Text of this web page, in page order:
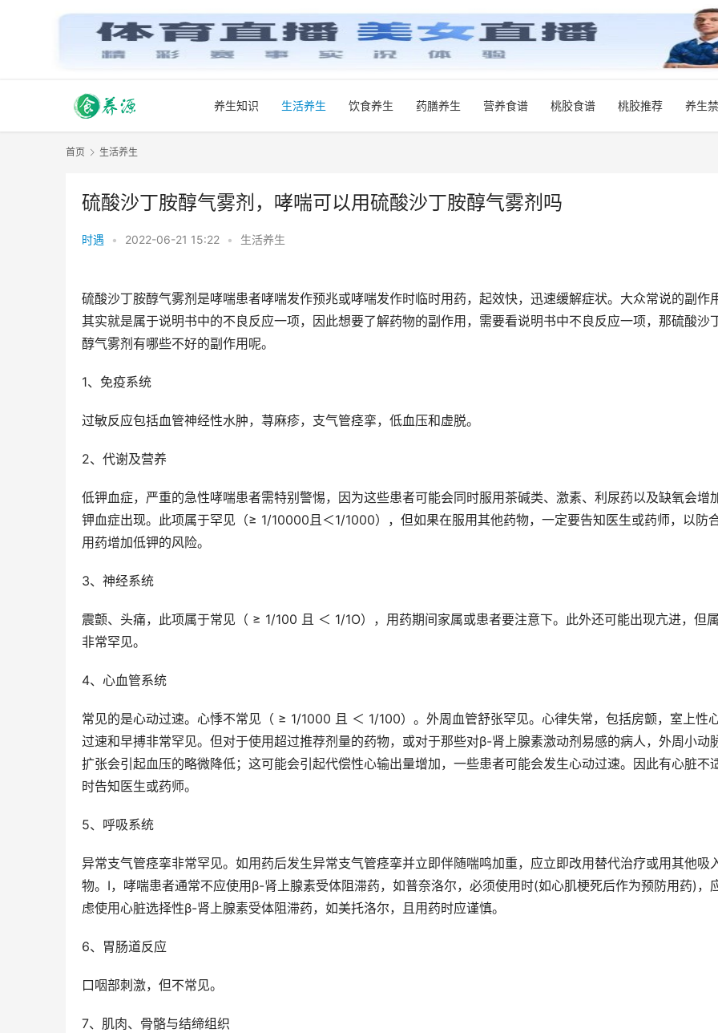
养生知识 生活养生 饮食养生 药膳养生 营养食谱 桃胶食谱 桃胶推荐 养生
首页 生活养生
硫酸沙丁胺醇气雾剂，哮喘可以用硫酸沙丁胺醇气雾剂吗
时遇 • 2022-06-21 15:22 • 生活养生
硫酸沙丁胺醇气雾剂是哮喘患者哮喘发作预兆或哮喘发作时临时用药，起效快，迅速缓解症状。大众常说的副作用
其实就是属于说明书中的不良反应一项，因此想要了解药物的副作用，需要看说明书中不良反应一项，那硫酸沙
醇气雾剂有哪些不好的副作用呢。
1、免疫系统
过敏反应包括血管神经性水肿，荨麻疹，支气管痉挛，低血压和虚脱。
2、代谢及营养
低钾血症，严重的急性哮喘患者需特别警惕，因为这些患者可能会同时服用茶碱类、激素、利尿药以及缺氧会增
钾血症出现。此项属于罕见（≥ 1/10000且＜1/1000），但如果在服用其他药物，一定要告知医生或药师，以防
用药增加低钾的风险。
3、神经系统
震颤、头痛，此项属于常见（ ≥ 1/100 且 ＜ 1/1O），用药期间家属或患者要注意下。此外还可能出现亢进，但
非常罕见。
4、心血管系统
常见的是心动过速。心悸不常见（ ≥ 1/1000 且 ＜ 1/100）。外周血管舒张罕见。心律失常，包括房颤，室上性
过速和早搏非常罕见。但对于使用超过推荐剂量的药物，或对于那些对β-肾上腺素激动剂易感的病人，外周小动
扩张会引起血压的略微降低；这可能会引起代偿性心输出量增加，一些患者可能会发生心动过速。因此有心脏不
时告知医生或药师。
5、呼吸系统
异常支气管痉挛非常罕见。如用药后发生异常支气管痉挛并立即伴随喘鸣加重，应立即改用替代治疗或用其他吸
物。I，哮喘患者通常不应使用β-肾上腺素受体阻滞药，如普奈洛尔，必须使用时(如心肌梗死后作为预防用药)，
虑使用心脏选择性β-肾上腺素受体阻滞药，如美托洛尔，且用药时应谨慎。
6、胃肠道反应
口咽部刺激，但不常见。
7、肌肉、骨骼与结缔组织